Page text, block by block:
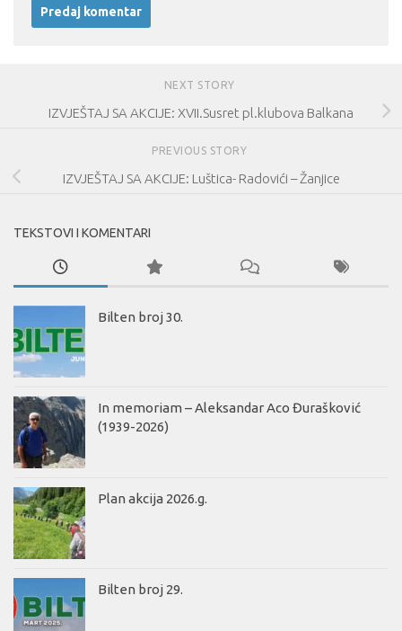
NEXT STORY
IZVJEŠTAJ SA AKCIJE: XVII.Susret pl.klubova Balkana
PREVIOUS STORY
IZVJEŠTAJ SA AKCIJE: Luštica- Radovići – Žanjice
TEKSTOVI I KOMENTARI
Bilten broj 30.
In memoriam – Aleksandar Aco Đurašković
(1939-2026)
Plan akcija 2026.g.
Bilten broj 29.